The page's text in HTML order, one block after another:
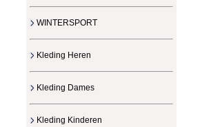
WINTERSPORT
Kleding Heren
Kleding Dames
Kleding Kinderen